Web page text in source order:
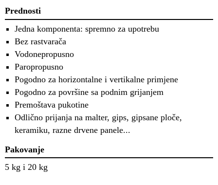
Prednosti
Jedna komponenta: spremno za upotrebu
Bez rastvarača
Vodonepropusno
Paropropusno
Pogodno za horizontalne i vertikalne primjene
Pogodno za površine sa podnim grijanjem
Premoštava pukotine
Odlično prijanja na malter, gips, gipsane ploče,
keramiku, razne drvene panele...
Pakovanje
5 kg i 20 kg